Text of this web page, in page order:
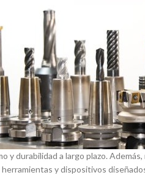
y durabilidad a largo plazo.
y dispositivos